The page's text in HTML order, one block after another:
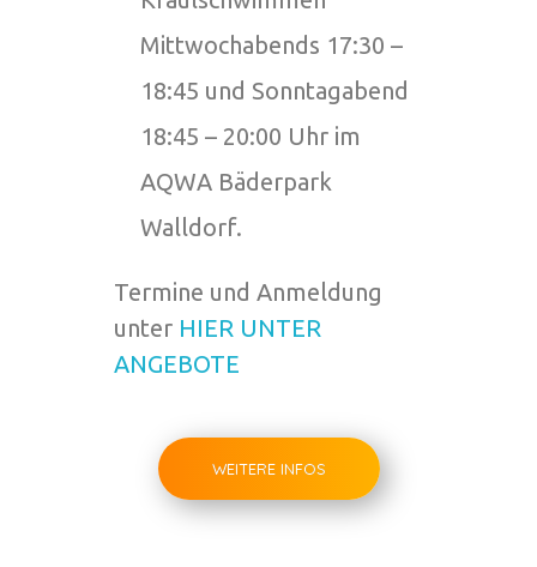
Mittwochabends 17:30 –
18:45 und Sonntagabend
18:45 – 20:00 Uhr im
AQWA Bäderpark
Walldorf.
Termine und Anmeldung
unter HIER UNTER
ANGEBOTE
WEITERE INFOS